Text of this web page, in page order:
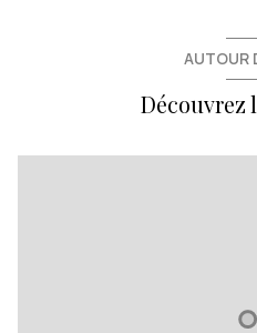
AUTOUR
Découvrez